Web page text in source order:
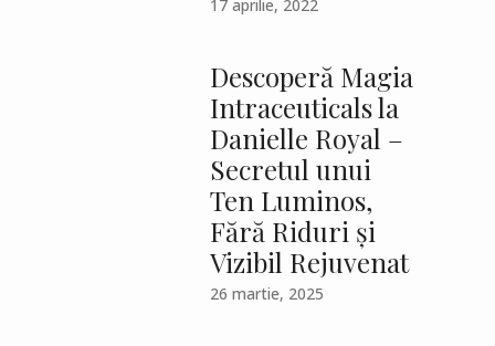
17 aprilie, 2022
Descoperă Magia
Intraceuticals la
Danielle Royal –
Secretul unui
Ten Luminos,
Fără Riduri și
Vizibil Rejuvenat
26 martie, 2025